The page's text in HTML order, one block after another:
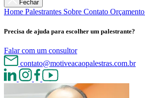
Fechar
Home Palestrantes Sobre Contato Orçamento
Precisa de ajuda para escolher um palestrante?
Falar com um consultor
contato@motiveacaopalestras.com.br